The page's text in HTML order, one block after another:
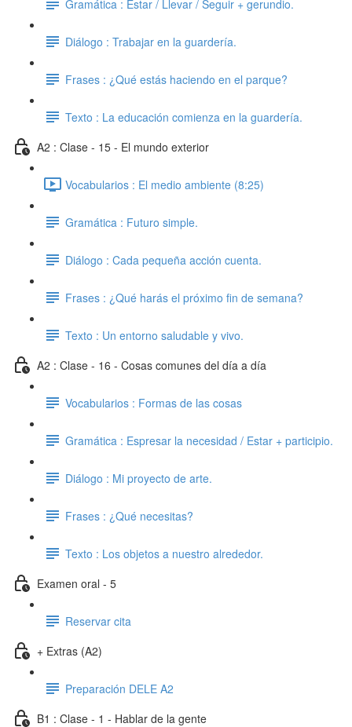
Gramática : Estar / Llevar / Seguir + gerundio.
Diálogo : Trabajar en la guardería.
Frases : ¿Qué estás haciendo en el parque?
Texto : La educación comienza en la guardería.
A2 : Clase - 15 - El mundo exterior
Vocabularios : El medio ambiente (8:25)
Gramática : Futuro simple.
Diálogo : Cada pequeña acción cuenta.
Frases : ¿Qué harás el próximo fin de semana?
Texto : Un entorno saludable y vivo.
A2 : Clase - 16 - Cosas comunes del día a día
Vocabularios : Formas de las cosas
Gramática : Espresar la necesidad / Estar + participio.
Diálogo : Mi proyecto de arte.
Frases : ¿Qué necesitas?
Texto : Los objetos a nuestro alrededor.
Examen oral - 5
Reservar cita
+ Extras (A2)
Preparación DELE A2
B1 : Clase - 1 - Hablar de la gente